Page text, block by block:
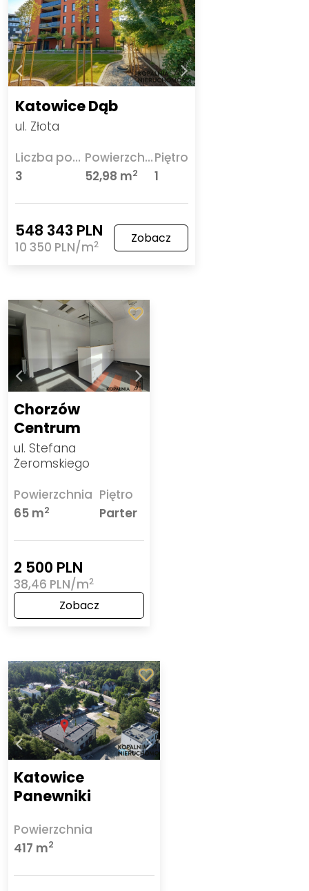
Katowice Dąb
ul. Złota
Liczba pokoi
3
Powierzchnia
52,98 m2
Piętro
1
548 343 PLN
10 350 PLN/m2 Zobacz
Chorzów
Centrum
ul. Stefana
Żeromskiego
Powierzchnia
65 m2
Piętro
Parter
2 500 PLN
38,46 PLN/m2
Zobacz
Katowice
Panewniki
Powierzchnia
417 m2